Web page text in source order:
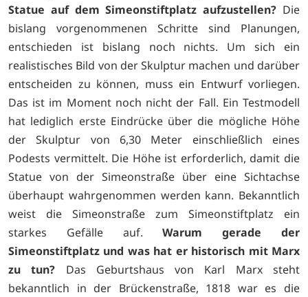
Statue auf dem Simeonstiftplatz aufzustellen? Die
bislang vorgenommenen Schritte sind Planungen,
entschieden ist bislang noch nichts. Um sich ein
realistisches Bild von der Skulptur machen und darüber
entscheiden zu können, muss ein Entwurf vorliegen.
Das ist im Moment noch nicht der Fall. Ein Testmodell
hat lediglich erste Eindrücke über die mögliche Höhe
der Skulptur von 6,30 Meter einschließlich eines
Podests vermittelt. Die Höhe ist erforderlich, damit die
Statue von der Simeonstraße über eine Sichtachse
überhaupt wahrgenommen werden kann. Bekanntlich
weist die Simeonstraße zum Simeonstiftplatz ein
starkes Gefälle auf.Warum gerade der
Simeonstiftplatz und was hat er historisch mit Marx
zu tun? Das Geburtshaus von Karl Marx steht
bekanntlich in der Brückenstraße, 1818 war es die